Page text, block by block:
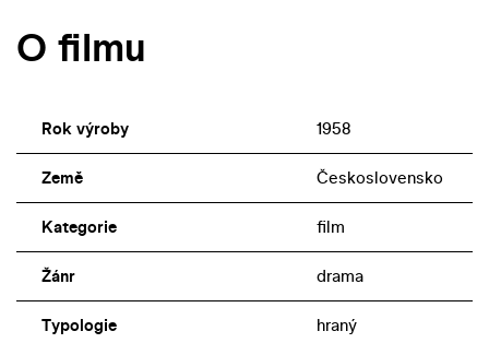
O filmu
Rok výroby 1958
Země Československo
Kategorie film
Žánr drama
Typologie hraný